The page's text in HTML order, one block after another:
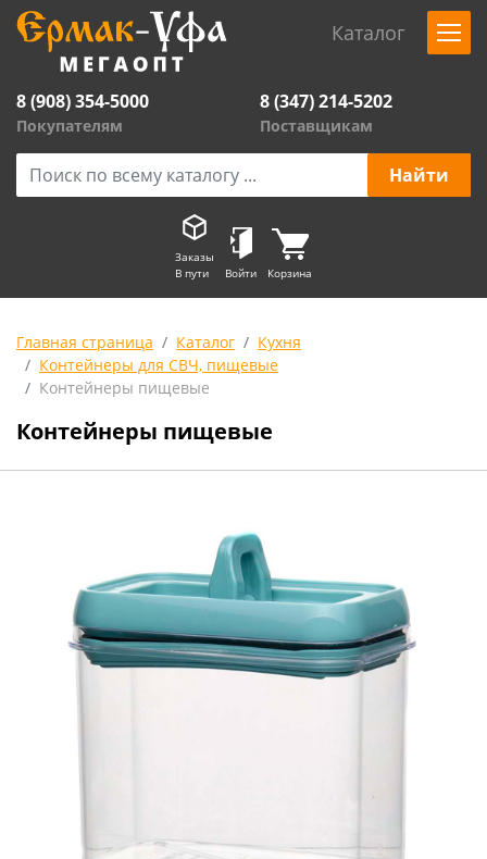
Каталог
8 (908) 354-5000
Покупателям
8 (347) 214-5202
Поставщикам
Заказы
В пути
Войти Корзина
Главная страница Каталог
Кухня
Контейнеры для СВЧ, пищевые
Контейнеры пищевые
Контейнеры пищевые